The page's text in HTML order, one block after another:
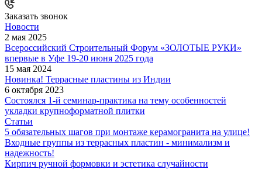
Заказать звонок
Новости
2 мая 2025
Всероссийский Строительный Форум «ЗОЛОТЫЕ РУКИ»
впервые в Уфе 19-20 июня 2025 года
15 мая 2024
Новинка! Террасные пластины из Индии
6 октября 2023
Состоялся 1-й семинар-практика на тему особенностей
укладки крупноформатной плитки
Статьи
5 обязательных шагов при монтаже керамогранита на улице!
Входные группы из террасных пластин - минимализм и
надежность!
Кирпич ручной формовки и эстетика случайности